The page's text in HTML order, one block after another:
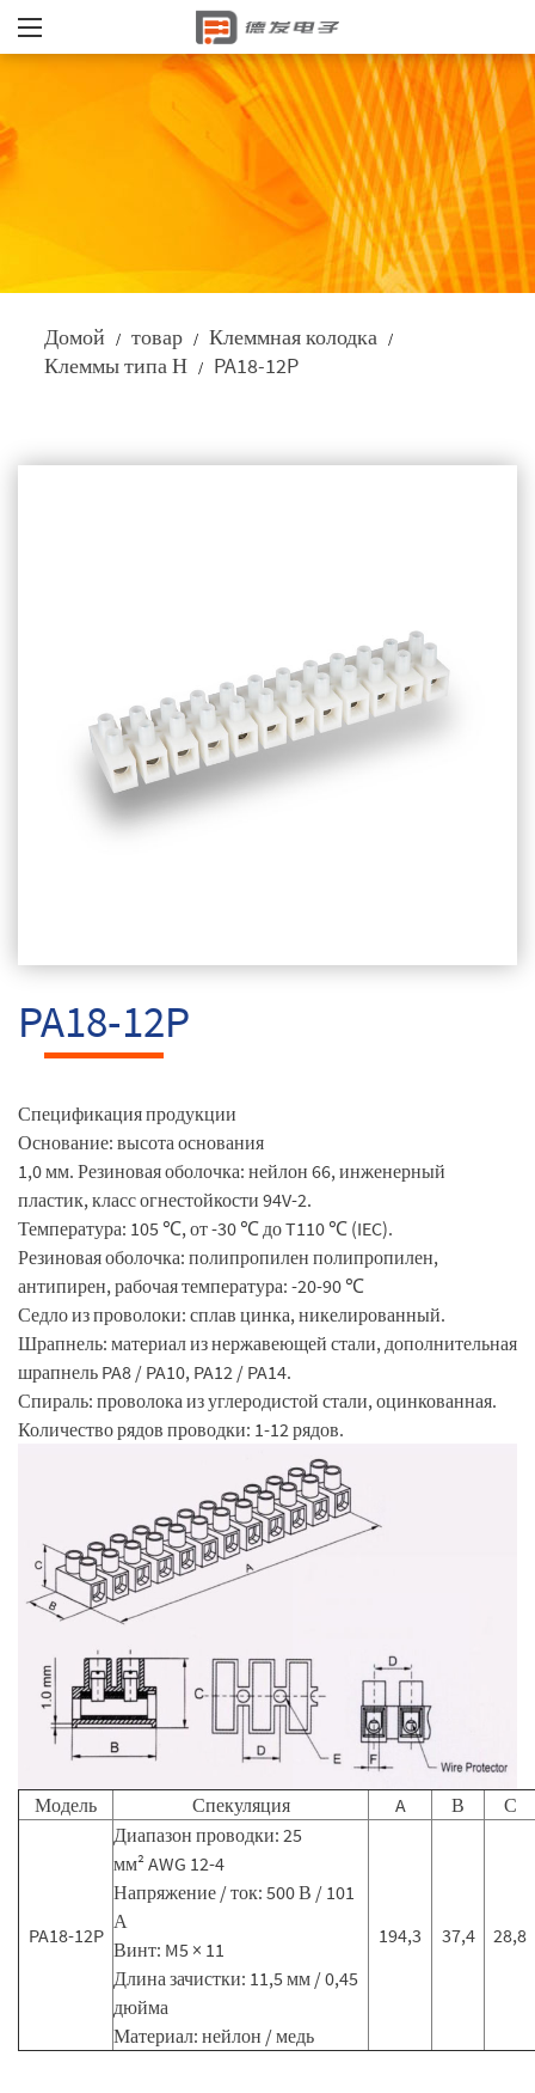
Домой / товар / Клеммная колодка /
Клеммы типа Н / PA18-12P
PA18-12P
Спецификация продукции
Основание: высота основания
1,0 мм. Резиновая оболочка: нейлон 66, инженерный
пластик, класс огнестойкости 94V-2.
Температура: 105 ℃, от -30 ℃ до T110 ℃ (IEC).
Резиновая оболочка: полипропилен полипропилен,
антипирен, рабочая температура: -20-90 ℃
Седло из проволоки: сплав цинка, никелированный.
Шрапнель: материал из нержавеющей стали, дополнительная
шрапнель PA8 / PA10, PA12 / PA14.
Спираль: проволока из углеродистой стали, оцинкованная.
Количество рядов проводки: 1-12 рядов.
Модель Спекуляция A В С
PA18-12P
Диапазон проводки: 25
мм² AWG 12-4
Напряжение / ток: 500 В / 101
А
Винт: M5 × 11
Длина зачистки: 11,5 мм / 0,45
дюйма
Материал: нейлон / медь
194,3 37,4 28,8